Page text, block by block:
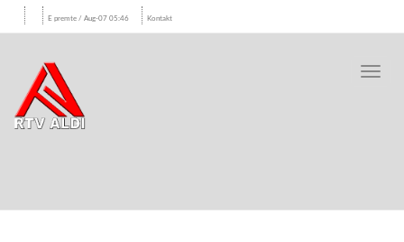
E premte / Aug-07 05:46 Kontakt